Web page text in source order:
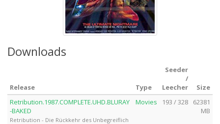
Downloads
Release Type
Seeder
/
Leecher
Size
Retribution.1987.COMPLETE.UHD.BLURAY
-BAKED
Retribution - Die Rückkehr des Unbegreiflich
Movies 193 / 328
62381
MB